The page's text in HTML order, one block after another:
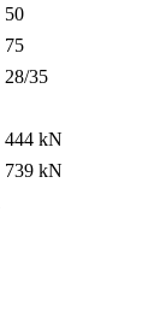
50
75
28/35
444 kN
739 kN